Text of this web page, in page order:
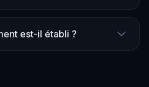
est-il établi ?